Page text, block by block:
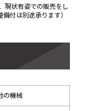
現状有姿での販売をし
付は別途承ります）
の機械